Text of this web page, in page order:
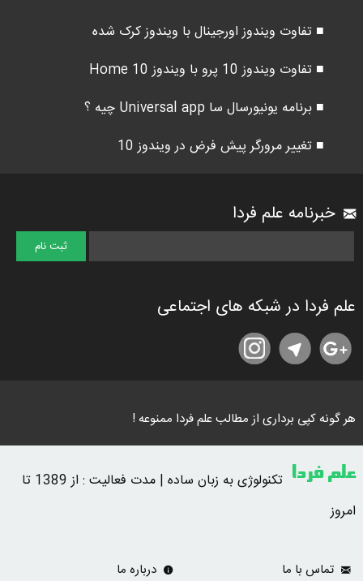
■ تفاوت ویندوز اورجینال با ویندوز کرک شده
■ تفاوت ویندوز 10 پرو با ویندوز 10 Home
■ برنامه یونیورسال سا Universal app چیه ؟
■ تغییر مرورگر پیش فرض در ویندوز 10
خبرنامه علم فردا
علم فردا در شبکه های اجتماعی
هر گونه کپی برداری از مطالب علم فردا ممنوعه !
علم فردا
تکنولوژی به زبان ساده | مدت فعالیت : از 1389 تا
امروز
تماس با ما درباره ما